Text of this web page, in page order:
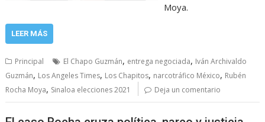
Moya.
LEER MÁS
Principal El Chapo Guzmán, entrega negociada, Iván Archivaldo
Guzmán, Los Angeles Times, Los Chapitos, narcotráfico México, Rubén
Rocha Moya, Sinaloa elecciones 2021 Deja un comentario